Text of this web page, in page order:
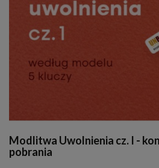
Modlitwa Uwolnienia cz. I -
pobrania